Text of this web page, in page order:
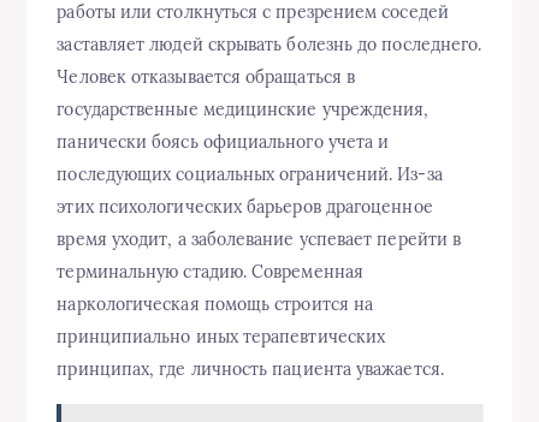
работы или столкнуться с презрением соседей
заставляет людей скрывать болезнь до последнего.
Человек отказывается обращаться в
государственные медицинские учреждения,
панически боясь официального учета и
последующих социальных ограничений. Из-за
этих психологических барьеров драгоценное
время уходит, а заболевание успевает перейти в
терминальную стадию. Современная
наркологическая помощь строится на
принципиально иных терапевтических
принципах, где личность пациента уважается.